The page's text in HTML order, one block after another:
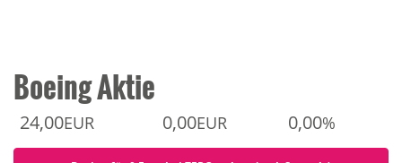
Boeing Aktie
24,00EUR 0,00EUR 0,00%